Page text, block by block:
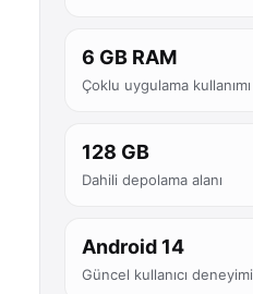
6 GB RAM
Çoklu uygulama kullanımı
128 GB
Dahili depolama alanı
Android 14
Güncel kullanıcı deneyimi